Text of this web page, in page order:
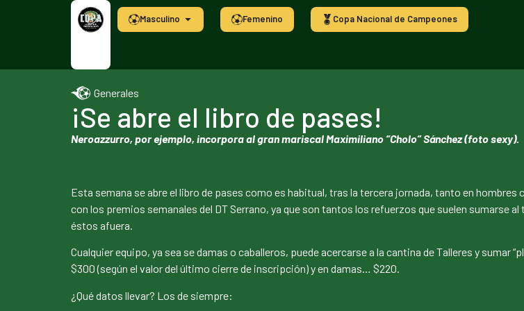
Masculino Femenino Copa Nacional de Campeones
Generales
¡Se abre el libro de pases!
Neroazzurro, por ejemplo, incorpora al gran mariscal Maximiliano “Cholo” Sánchez (foto sexy).
Esta semana se abre el libro de pases como es habitual, tras la tercera jornada, tanto en
con los premios semanales del DT Serrano, ya que son tantos los refuerzos que suelen sumarse
éstos afuera.
Cualquier equipo, ya sea se damas o caballeros, puede acercarse a la cantina de Talleres y sumar
$300 (según el valor del último cierre de inscripción) y en damas… $220.
¿Qué datos llevar? Los de siempre: